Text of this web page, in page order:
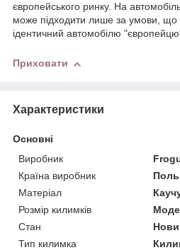
європейського ринку. На
може підходити лише за умови, що
ідентичний автомобілю
Приховати
Характеристики
Основні
Виробник
Країна виробник
Матеріал
Розмір килимків
Стан
Тип килимка